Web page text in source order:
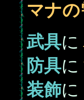
マナの
武具に
防具に
装飾に